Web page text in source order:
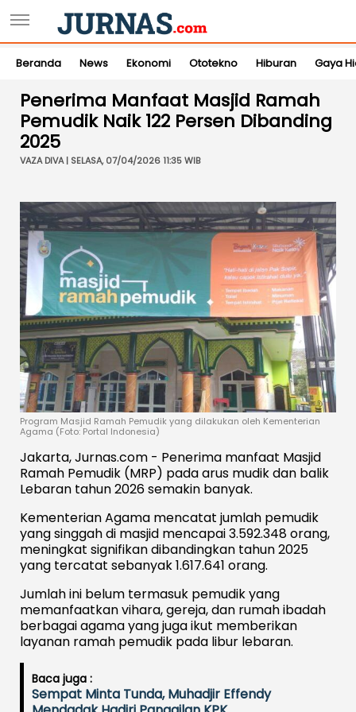
Beranda News Ekonomi Ototekno Hiburan Gaya
Penerima Manfaat Masjid Ramah
Pemudik Naik 122 Persen Dibanding
2025
VAZA DIVA | SELASA, 07/04/2026 11:35 WIB
Program Masjid Ramah Pemudik yang dilakukan oleh Kementerian
Agama (Foto: Portal Indonesia)
Jakarta, Jurnas.com - Penerima manfaat Masjid
Ramah Pemudik (MRP) pada arus mudik dan balik
Lebaran tahun 2026 semakin banyak.
Kementerian Agama mencatat jumlah pemudik
yang singgah di masjid mencapai 3.592.348 orang,
meningkat signifikan dibandingkan tahun 2025
yang tercatat sebanyak 1.617.641 orang.
Jumlah ini belum termasuk pemudik yang
memanfaatkan vihara, gereja, dan rumah ibadah
berbagai agama yang juga ikut memberikan
layanan ramah pemudik pada libur lebaran.
Baca juga :
Sempat Minta Tunda, Muhadjir Effendy